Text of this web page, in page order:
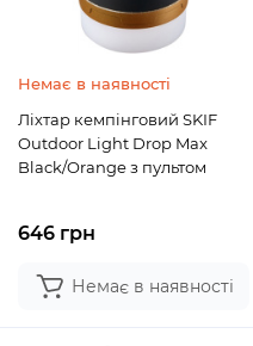
Немає в наявності
Ліхтар кемпінговий SKIF
Outdoor Light Drop Max
Black/Orange з пультом
646 грн
Немає в наявності